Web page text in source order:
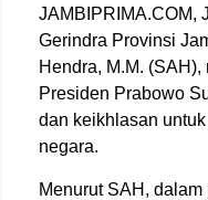
JAMBIPRIMA.COM,
Gerindra Provinsi
Hendra, M.M.
Presiden Prabowo
dan keikhlasan
negara.
Menurut SAH,